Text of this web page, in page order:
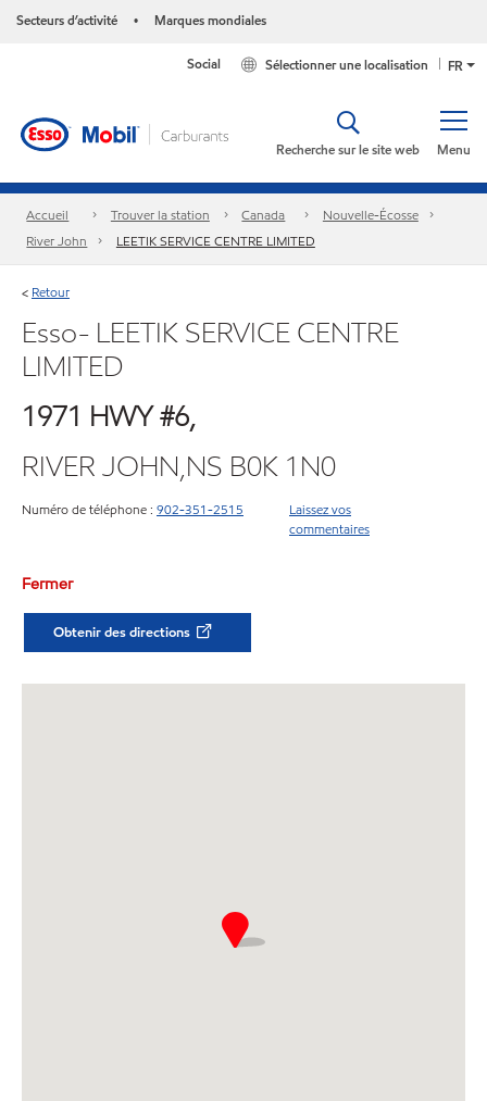
Secteurs d’activité • Marques mondiales
FR
Sélectionner une localisation
Social
Menu
Recherche sur le site web
Accueil Trouver la station Canada
Nouvelle-Écosse
River John
LEETIK SERVICE CENTRE LIMITED
< Retour
Esso- LEETIK SERVICE CENTRE
LIMITED
1971 HWY #6,
RIVER JOHN,NS B0K 1N0
Numéro de téléphone : 902-351-2515
Laissez vos
commentaires
Fermer
Obtenir des directions